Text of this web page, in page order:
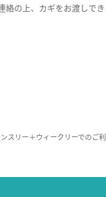
の上、カギをお渡しでき
リー＋ウィークリーでの